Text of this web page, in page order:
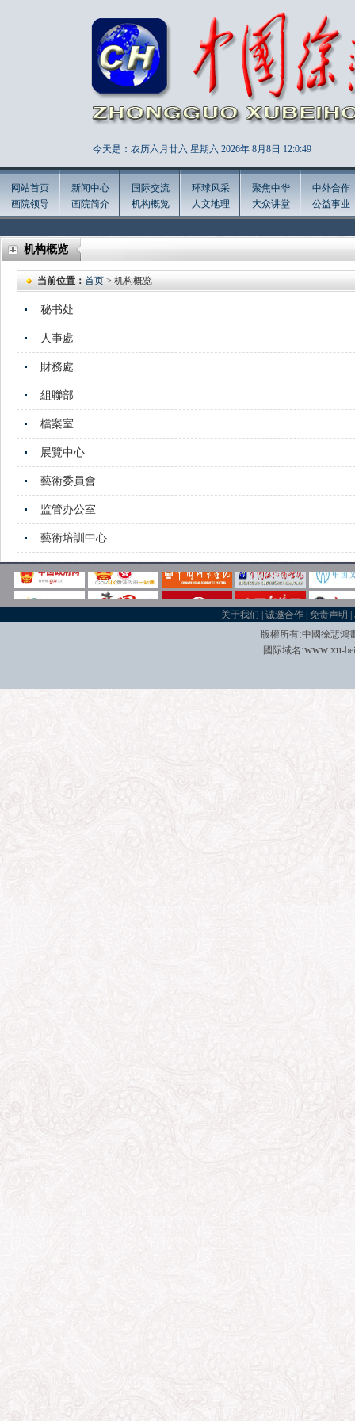
今天是：农历六月廿六 星期六 2026年 8月8日 12:0:50
网站首页
画院领导
新闻中心
画院简介
国际交流
机构概览
环球风采
人文地理
聚焦中华
大众讲堂
中外合作
公益事业
机构概览
当前位置： 首页 > 机构概览
秘书处
人亊處
財務處
組聯部
檔案室
展覽中心
藝術委員會
监管办公室
藝術培訓中心
关于我们 |诚邀合作 |免责声明 |
版權所有:中國徐悲鴻
國际域名 :www.xu-